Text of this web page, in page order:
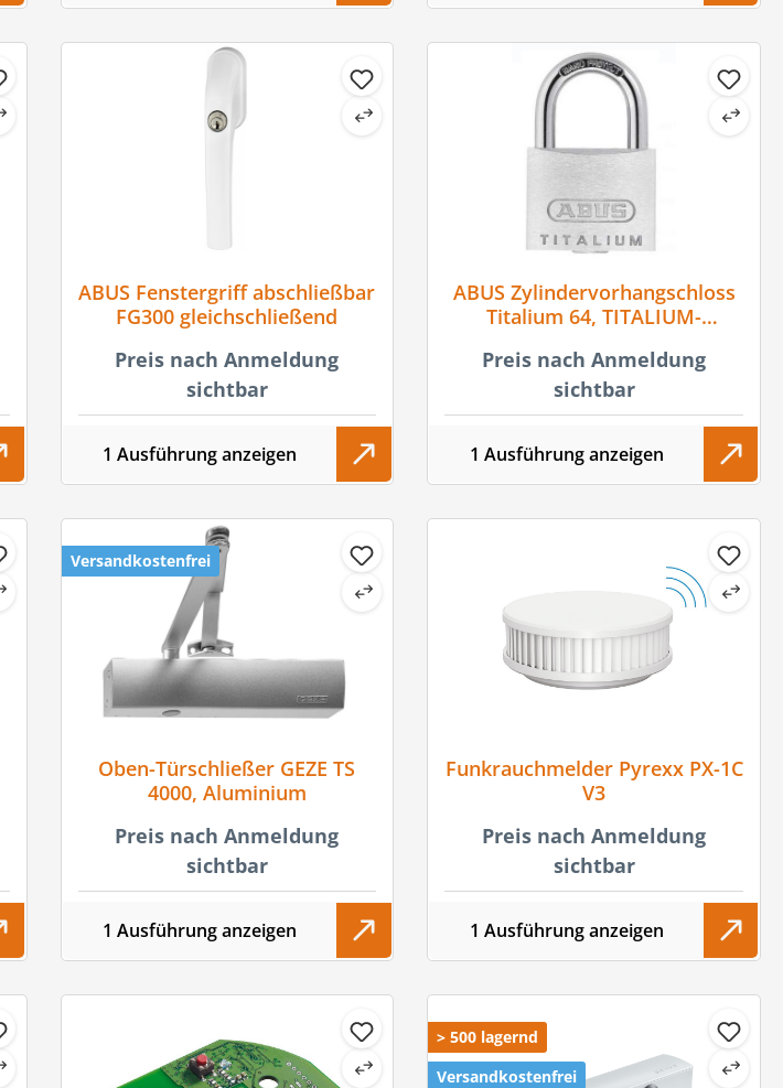
ABUS Fenstergriff abschließbar
FG300 gleichschließend
Preis nach Anmeldung
sichtbar
1 Ausführung anzeigen
ABUS Zylindervorhangschloss
Titalium 64, TITALIUM-
Preis nach Anmeldung
sichtbar
1 Ausführung anzeigen
Versandkostenfrei
Oben-Türschließer GEZE TS
4000, Aluminium
Preis nach Anmeldung
sichtbar
1 Ausführung anzeigen
Funkrauchmelder Pyrexx PX-1C
V3
Preis nach Anmeldung
sichtbar
1 Ausführung anzeigen
> 500 lagernd
Versandkostenfrei